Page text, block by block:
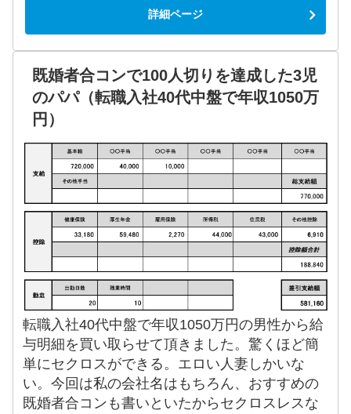
詳細ページ
既婚者合コンで100人切りを達成した3児
のパパ（転職入社40代中盤で年収1050万
円）
転職入社40代中盤で年収1050万円の男性から給
与明細を買い取らせて頂きました。驚くほど簡
単にセクロスができる。エロい人妻しかいな
い。今回は私の会社名はもちろん、おすすめの
既婚者合コンも書いといたからセクロスレスな